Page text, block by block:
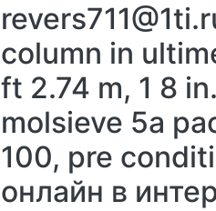
column in
ft 2.74 m, 1 8
molsieve 5a
100, pre
онлайн в